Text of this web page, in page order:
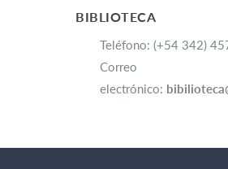
BIBLIOTECA
Teléfono: (+54 342)
Correo
electrónico: